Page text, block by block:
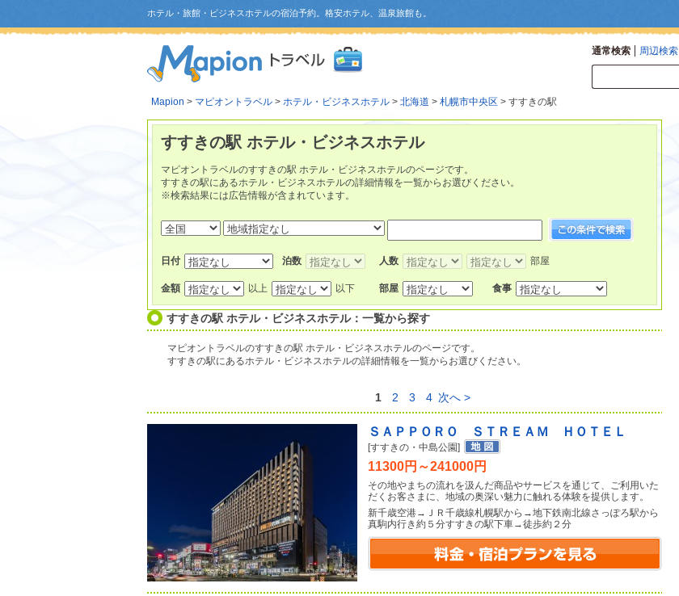
ホテル・旅館・ビジネスホテルの宿泊予約。格安ホテル、温泉旅館も。
通常検索 周辺検索
Mapion > マピオントラベル > ホテル・ビジネスホテル > 北海道 > 札幌市中央区 > すすきの駅
すすきの駅 ホテル・ビジネスホテル
マピオントラベルのすすきの駅 ホテル・ビジネスホテルのページです。
すすきの駅にあるホテル・ビジネスホテルの詳細情報を一覧からお選びください。
※検索結果には広告情報が含まれています。
日付 泊数 人数 部屋
金額 以上 以下 部屋 食事
すすきの駅 ホテル・ビジネスホテル：一覧から探す
マピオントラベルのすすきの駅 ホテル・ビジネスホテルのページです。
すすきの駅にあるホテル・ビジネスホテルの詳細情報を一覧からお選びください。
1 2 3 4 次へ >
ＳＡＰＰＯＲＯ ＳＴＲＥＡＭ ＨＯＴＥＬ
[すすきの・中島公園]
11300円～241000円
その地やまちの流れを汲んだ商品やサービスを通じて、ご利用いた
だくお客さまに、地域の奥深い魅力に触れる体験を提供します。
新千歳空港→ＪＲ千歳線札幌駅から→地下鉄南北線さっぽろ駅から
真駒内行き約５分すすきの駅下車→徒歩約２分